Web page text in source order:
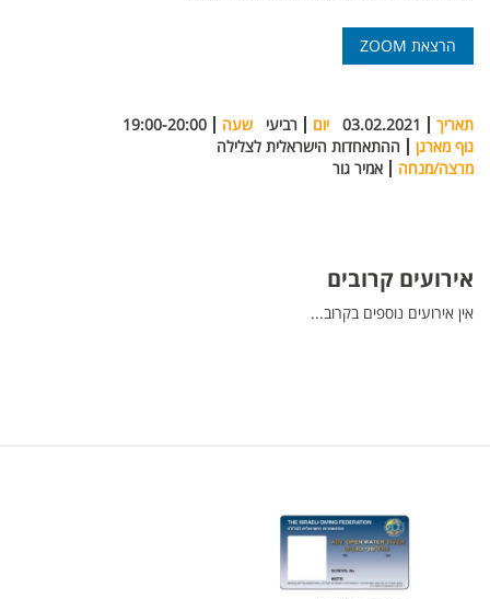
הרצאת ZOOM
תאריך 03.02.2021 יום רביעי שעה
19:00-20:00
גוף מארגן
ההתאחדות הישראלית לצלילה
מרצה/מנחה
אמיר גור
אירועים קרובים
אין אירועים נוספים בקרוב...